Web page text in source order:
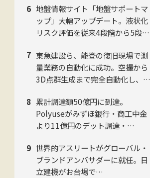
立
地盤情報サイト「地盤サポートマ
ップ」大幅アップデート。液状化
リスク評価を従来4段階から5段階
社
東急建設ら、能登の復旧現場で測
量業務の自動化に成功。空撮から
3D点群生成まで完全自動化し、工
累計調達額50億円に到達。
Polyuseがみずほ銀行・商工中金
より11億円のデット調達・
進化を加速
世界的アスリートがグローバル・
ブランドアンバサダーに就任。日
立建機がお台場で